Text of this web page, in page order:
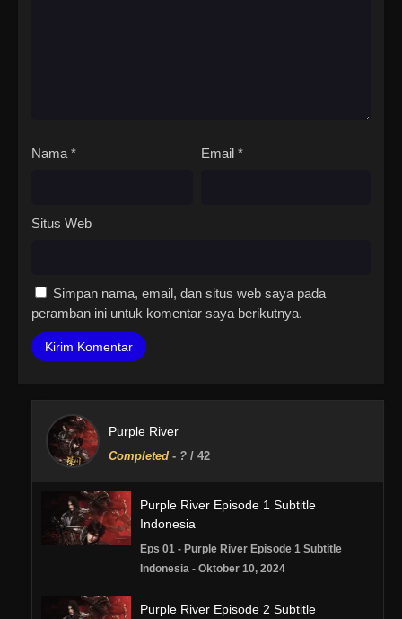
Nama * Email *
Situs Web
Simpan nama, email, dan situs web saya pada
peramban ini untuk komentar saya berikutnya.
Purple River
Completed - ? / 42
Purple River Episode 1 Subtitle
Indonesia
Eps 01 - Purple River Episode 1 Subtitle
Indonesia - Oktober 10, 2024
Purple River Episode 2 Subtitle